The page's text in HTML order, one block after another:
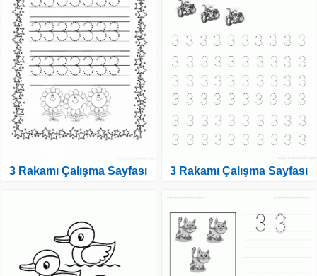
3 Rakamı Çalışma Sayfası 3 Rakamı Çalışma Sayfası